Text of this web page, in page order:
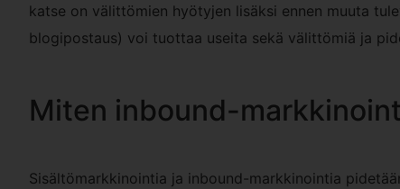
katse on välittömien hyötyjen lisäksi ennen muuta
blogipostaus) voi tuottaa useita sekä välittömiä ja
Miten inbound-
Sisältömarkkinointia ja inbound-markkinointia